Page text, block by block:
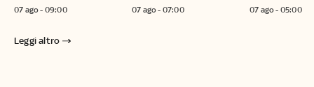
07 ago - 09:00 07 ago - 07:00 07 ago - 05:00
Leggi altro